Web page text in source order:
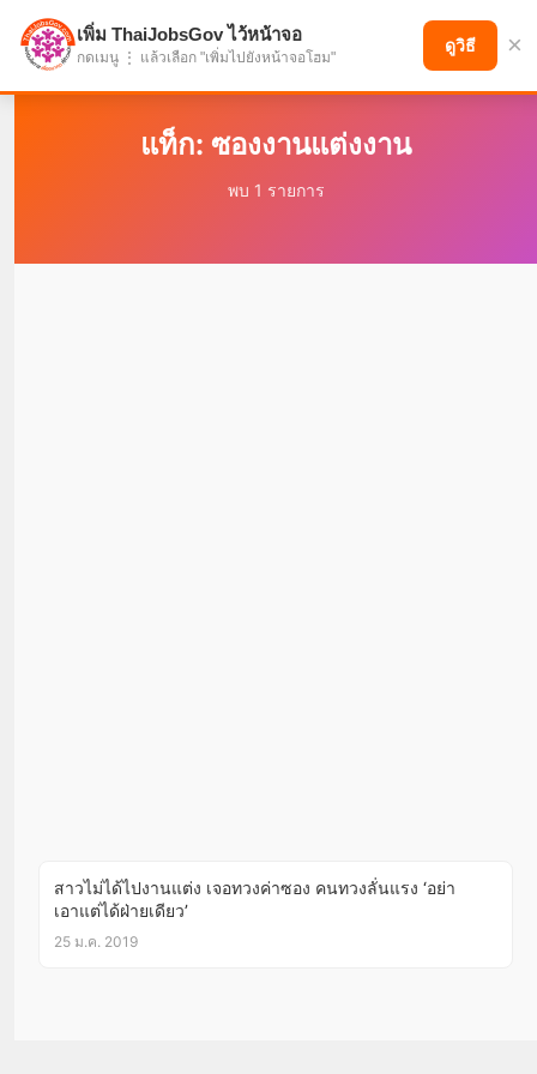
แบ่งปันโอกาส เพื่ออนาคตที่ก้าวหน้า
แท็ก: ซองงานแต่งงาน
พบ 1 รายการ
สาวไม่ได้ไปงานแต่ง เจอทวงค่าซอง คนทวงลั่นแรง ‘อย่า
เอาแต่ได้ฝ่ายเดียว’
25 ม.ค. 2019
เพิ่ม ThaiJobsGov ไว้หน้าจอ
กดเมนู ⋮ แล้วเลือก "เพิ่มไปยังหน้าจอโฮม"
ดูวิธี ×